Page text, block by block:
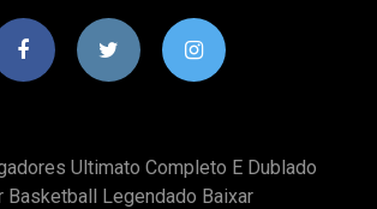
Ultimato Completo E Dublado
Basketball Legendado Baixar